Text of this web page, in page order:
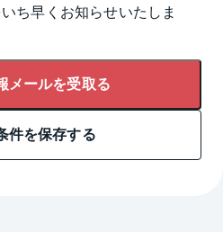
ち早くお知らせいたしま
メールを受取る
件を保存する